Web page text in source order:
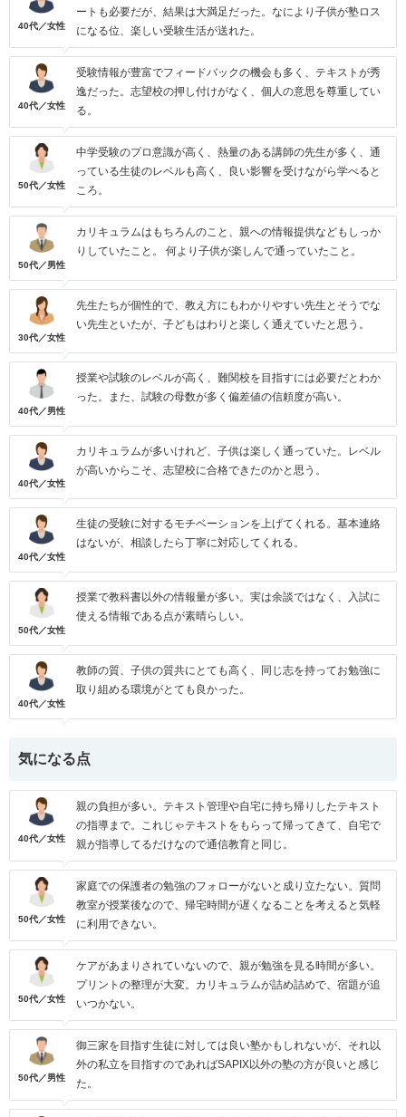
40代／女性
ートも必要だが、結果は大満足だった。なにより子供が塾ロス
になる位、楽しい受験生活が送れた。
40代／女性
受験情報が豊富でフィードバックの機会も多く、テキストが秀
逸だった。志望校の押し付けがなく、個人の意思を尊重してい
る。
50代／女性
中学受験のプロ意識が高く、熱量のある講師の先生が多く、通
っている生徒のレベルも高く、良い影響を受けながら学べると
ころ。
50代／男性
カリキュラムはもちろんのこと、親への情報提供などもしっか
りしていたこと。 何より子供が楽しんで通っていたこと。
30代／女性
先生たちが個性的で、教え方にもわかりやすい先生とそうでな
い先生といたが、子どもはわりと楽しく通えていたと思う。
40代／男性
授業や試験のレベルが高く、難関校を目指すには必要だとわか
った。また、試験の母数が多く偏差値の信頼度が高い。
40代／女性
カリキュラムが多いけれど、子供は楽しく通っていた。レベル
が高いからこそ、志望校に合格できたのかと思う。
40代／女性
生徒の受験に対するモチベーションを上げてくれる。基本連絡
はないが、相談したら丁寧に対応してくれる。
50代／女性
授業で教科書以外の情報量が多い。実は余談ではなく、入試に
使える情報である点が素晴らしい。
40代／女性
教師の質、子供の質共にとても高く、同じ志を持ってお勉強に
取り組める環境がとても良かった。
気になる点
40代／女性
親の負担が多い。テキスト管理や自宅に持ち帰りしたテキスト
の指導まで。これじゃテキストをもらって帰ってきて、自宅で
親が指導してるだけなので通信教育と同じ。
50代／女性
家庭での保護者の勉強のフォローがないと成り立たない。質問
教室が授業後なので、帰宅時間が遅くなることを考えると気軽
に利用できない。
50代／女性
ケアがあまりされていないので、親が勉強を見る時間が多い。
プリントの整理が大変。カリキュラムが詰め詰めで、宿題が追
いつかない。
50代／男性
御三家を目指す生徒に対しては良い塾かもしれないが、それ以
外の私立を目指すのであればSAPIX以外の塾の方が良いと感じ
た。